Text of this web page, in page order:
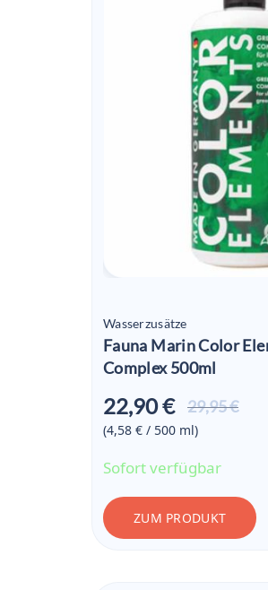
Wasserzusätze
Fauna Marin Color
Complex 500ml
29,95 €
22,90 €
(4,58 € / 500 ml)
Sofort verfügbar
ZUM PRODUKT